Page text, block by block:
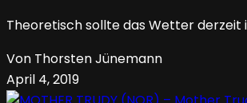
Theoretisch sollte das Wetter derzeit
Von Thorsten Jünemann
April 4, 2019